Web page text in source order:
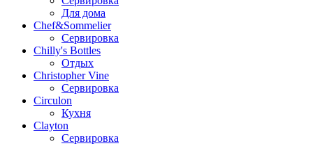
Для дома
Chef&Sommelier
Сервировка
Chilly's Bottles
Отдых
Christopher Vine
Сервировка
Circulon
Кухня
Clayton
Сервировка